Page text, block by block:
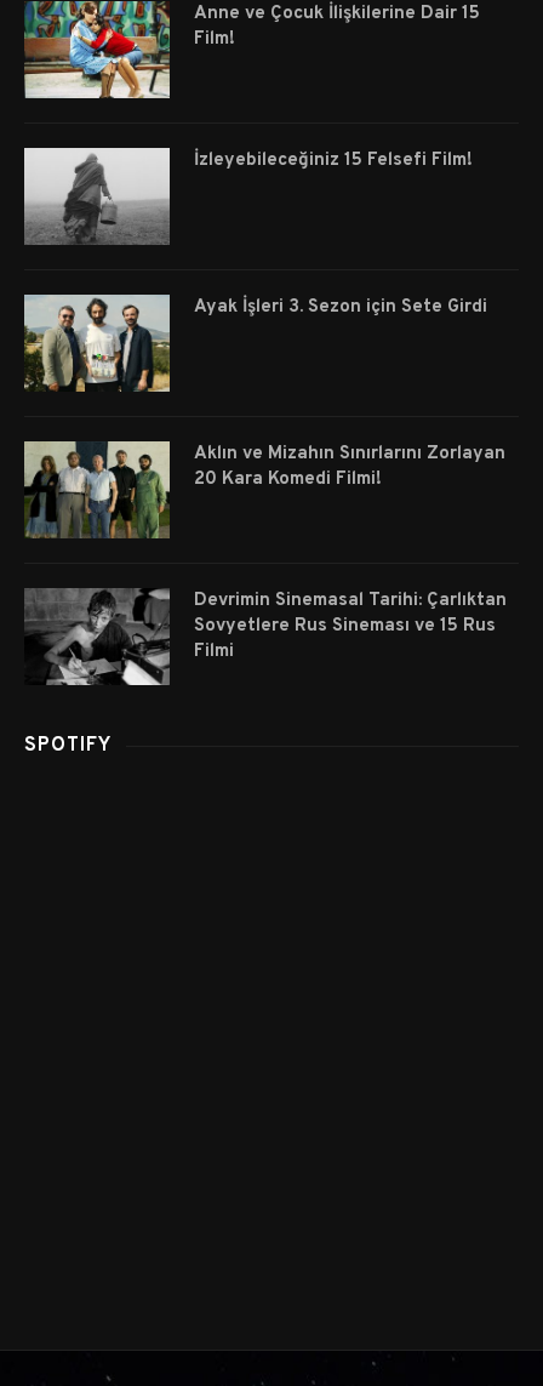
Anne ve Çocuk İlişkilerine Dair 15
Film!
İzleyebileceğiniz 15 Felsefi Film!
Ayak İşleri 3. Sezon için Sete Girdi
Aklın ve Mizahın Sınırlarını Zorlayan
20 Kara Komedi Filmi!
Devrimin Sinemasal Tarihi: Çarlıktan
Sovyetlere Rus Sineması ve 15 Rus
Filmi
SPOTIFY